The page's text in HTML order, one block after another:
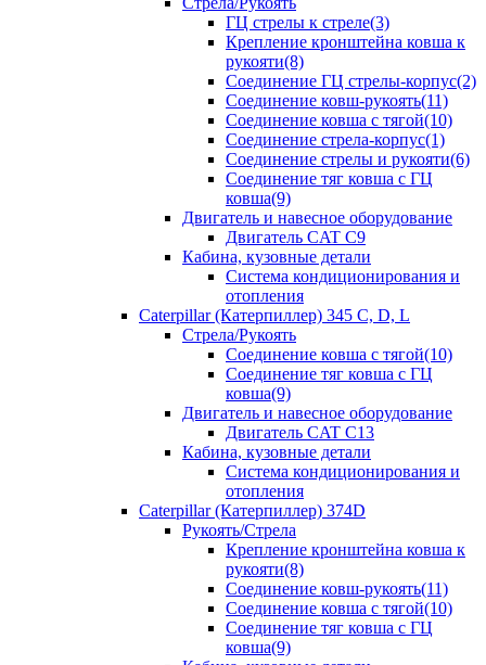
ГЦ стрелы к стреле(3)
Крепление кронштейна ковша к
рукояти(8)
Соединение ГЦ стрелы-корпус(2)
Соединение ковш-рукоять(11)
Соединение ковша с тягой(10)
Соединение стрела-корпус(1)
Соединение стрелы и рукояти(6)
Соединение тяг ковша с ГЦ
ковша(9)
Двигатель и навесное оборудование
Двигатель CAT C9
Кабина, кузовные детали
Система кондиционирования и
отопления
Caterpillar (Катерпиллер) 345 C, D, L
Стрела/Рукоять
Соединение ковша с тягой(10)
Соединение тяг ковша с ГЦ
ковша(9)
Двигатель и навесное оборудование
Двигатель CAT C13
Кабина, кузовные детали
Система кондиционирования и
отопления
Caterpillar (Катерпиллер) 374D
Рукоять/Стрела
Крепление кронштейна ковша к
рукояти(8)
Соединение ковш-рукоять(11)
Соединение ковша с тягой(10)
Соединение тяг ковша с ГЦ
ковша(9)